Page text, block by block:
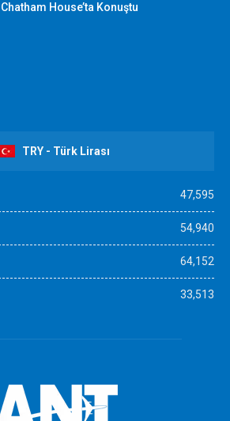
Chatham House’ta Konuştu
TRY - Türk Lirası
47,595
54,940
64,152
33,513